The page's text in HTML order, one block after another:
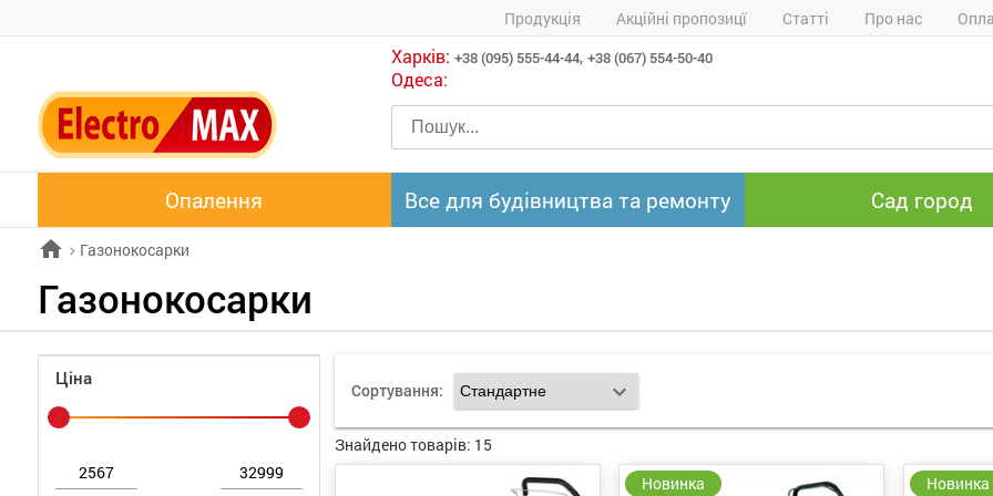
Продукція Акційні пропозицї Статті Про нас
Харків: +38 (095) 555-44-44, +38 (067) 554-50-40
Одеса:
Опалення Все для будівництва та ремонту Сад город
home chevron_right Газонокосарки
Газонокосарки
Ціна
Сортування: expand_more
Знайдено товарів: 15
Новинка Новинка